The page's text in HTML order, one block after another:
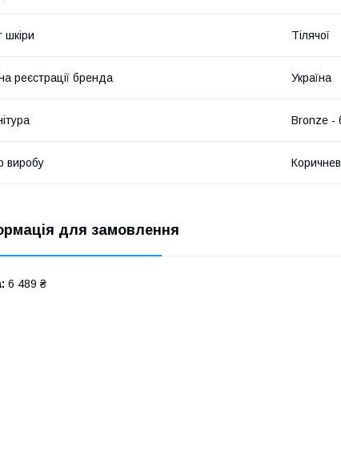
шкіри Тілячої
реєстрації бренда Україна
Bronze -
виробу
для замовлення
6 489 ₴